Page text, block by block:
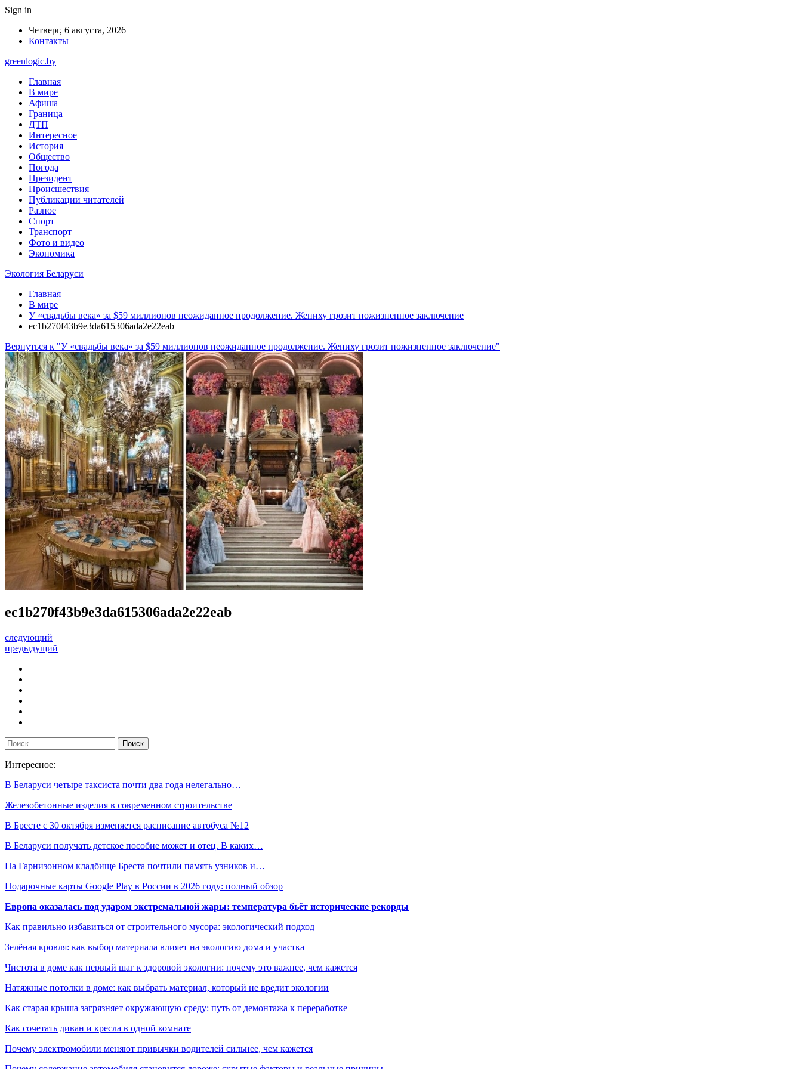
Sign in
Четверг, 6 августа, 2026
Контакты
greenlogic.by
Главная
В мире
Афиша
Граница
ДТП
Интересное
История
Общество
Погода
Президент
Происшествия
Публикации читателей
Разное
Спорт
Транспорт
Фото и видео
Экономика
Экология Беларуси
Главная
В мире
У «свадьбы века» за $59 миллионов неожиданное продолжение. Жениху грозит пожизненное заключение
ec1b270f43b9e3da615306ada2e22eab
Вернуться к "У «свадьбы века» за $59 миллионов неожиданное продолжение. Жениху грозит пожизненное заключение"
ec1b270f43b9e3da615306ada2e22eab
следующий
предыдущий
Интересное:
В Беларуси четыре таксиста почти два года нелегально…
Железобетонные изделия в современном строительстве
В Бресте с 30 октября изменяется расписание автобуса №12
В Беларуси получать детское пособие может и отец. В каких…
На Гарнизонном кладбище Бреста почтили память узников и…
Подарочные карты Google Play в России в 2026 году: полный обзор
Европа оказалась под ударом экстремальной жары: температура бьёт исторические рекорды
Как правильно избавиться от строительного мусора: экологический подход
Зелёная кровля: как выбор материала влияет на экологию дома и участка
Чистота в доме как первый шаг к здоровой экологии: почему это важнее, чем кажется
Натяжные потолки в доме: как выбрать материал, который не вредит экологии
Как старая крыша загрязняет окружающую среду: путь от демонтажа к переработке
Как сочетать диван и кресла в одной комнате
Почему электромобили меняют привычки водителей сильнее, чем кажется